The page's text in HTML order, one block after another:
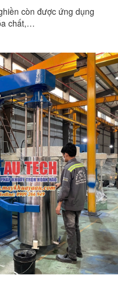
còn được ứng dụng
chất,…